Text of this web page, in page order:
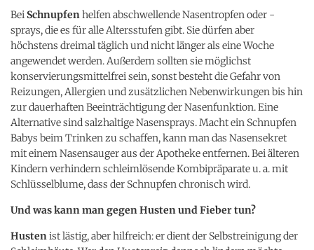
Bei Schnupfen helfen abschwellende Nasentropfen oder -
sprays, die es für alle Altersstufen gibt. Sie dürfen aber
höchstens dreimal täglich und nicht länger als eine Woche
angewendet werden. Außerdem sollten sie möglichst
konservierungsmittelfrei sein, sonst besteht die Gefahr von
Reizungen, Allergien und zusätzlichen Nebenwirkungen bis hin
zur dauerhaften Beeinträchtigung der Nasenfunktion. Eine
Alternative sind salzhaltige Nasensprays. Macht ein Schnupfen
Babys beim Trinken zu schaffen, kann man das Nasensekret
mit einem Nasensauger aus der Apotheke entfernen. Bei älteren
Kindern verhindern schleimlösende Kombipräparate u. a. mit
Schlüsselblume, dass der Schnupfen chronisch wird.
Und was kann man gegen Husten und Fieber tun?
Husten ist lästig, aber hilfreich: er dient der Selbstreinigung der